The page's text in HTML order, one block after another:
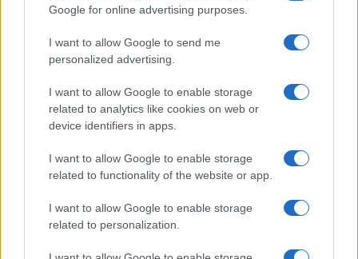
Google for online advertising purposes.
I want to allow Google to send me
personalized advertising.
I want to allow Google to enable storage
related to analytics like cookies on web or
device identifiers in apps.
I want to allow Google to enable storage
related to functionality of the website or app.
I want to allow Google to enable storage
related to personalization.
Petrolio in calo: Brent a 91,82$, ribassi a due cifre per greggio
QUOTAZIONI CRYPTO